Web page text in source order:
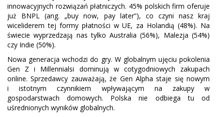
innowacyjnych rozwiązań płatniczych. 45% polskich firm oferuje
już BNPL (ang. „buy now, pay later”), co czyni nasz kraj
wiceliderem tej formy płatności w UE, za Holandią (48%). Na
świecie wyprzedzają nas tylko Australia (56%), Malezja (54%)
czy Indie (50%).
Nowa generacja wchodzi do gry. W globalnym ujęciu pokolenia
Gen Z i Millennialsi dominują w cotygodniowych zakupach
online. Sprzedawcy zauważają, że Gen Alpha staje się nowym
i istotnym czynnikiem wpływającym na zakupy w
gospodarstwach domowych. Polska nie odbiega tu od
uśrednionych wyników globalnych.